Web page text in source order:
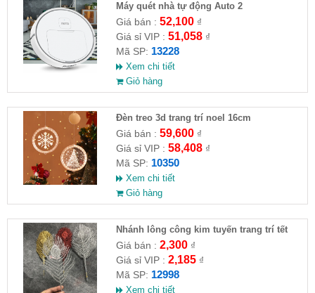
Máy quét nhà tự động Auto 2
Giá bán : 52,100₫
Giá sỉ VIP : 51,058₫
Mã SP: 13228
Xem chi tiết
Giỏ hàng
Đèn treo 3d trang trí noel 16cm
Giá bán : 59,600₫
Giá sỉ VIP : 58,408₫
Mã SP: 10350
Xem chi tiết
Giỏ hàng
Nhánh lông công kim tuyến trang trí tết
Giá bán : 2,300₫
Giá sỉ VIP : 2,185₫
Mã SP: 12998
Xem chi tiết